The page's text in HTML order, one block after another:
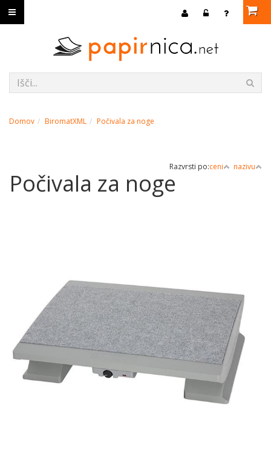
Domov BiromatXML Počivala za noge
Razvrsti po:ceni nazivu
Počivala za noge